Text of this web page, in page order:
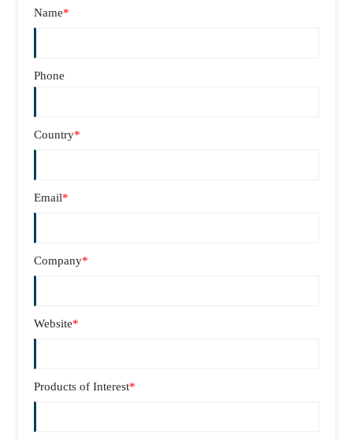
Name*
Phone
Country*
Email*
Company*
Website*
Products of Interest*